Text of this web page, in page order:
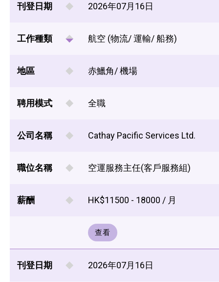
刊登日期 2026年07月16日
工作種類 航空 (物流/ 運輸/ 船務)
地區 赤鱲角/ 機場
聘用模式 全職
公司名稱 Cathay Pacific Services Ltd.
職位名稱 空運服務主任(客戶服務組)
薪酬 HK$11500 - 18000 / 月
查看
刊登日期 2026年07月16日